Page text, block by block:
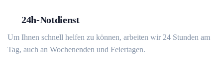
24h-Notdienst
Um Ihnen schnell helfen zu können, arbeiten wir 24 Stunden am
Tag, auch an Wochenenden und Feiertagen.